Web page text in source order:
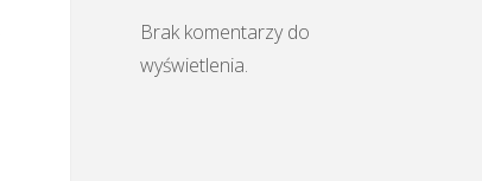
Brak komentarzy do
wyświetlenia.